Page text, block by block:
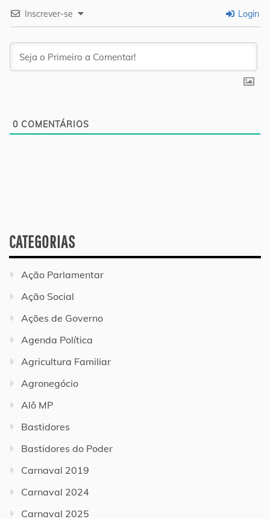
Inscrever-se Login
0 COMENTÁRIOS
CATEGORIAS
Ação Parlamentar
Ação Social
Ações de Governo
Agenda Política
Agricultura Familiar
Agronegócio
Alô MP
Bastidores
Bastidores do Poder
Carnaval 2019
Carnaval 2024
Carnaval 2025